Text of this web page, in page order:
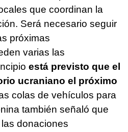
que coordinan la
Será necesario seguir
próximas
varias las
está previsto que el
ucraniano el próximo
colas de vehículos para
también señaló que
donaciones